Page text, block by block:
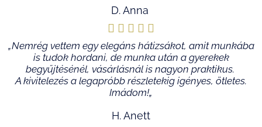
D. Anna
    
Rated
5
out
„Nemrég vettem egy elegáns hátizsákot, amit munkába
is tudok hordani, de munka után a gyerekek
begyűjtésénél, vásárlásnál is nagyon praktikus.
A kivitelezés a legapróbb részletekig igényes, ötletes.
Imádom!„
H. Anett